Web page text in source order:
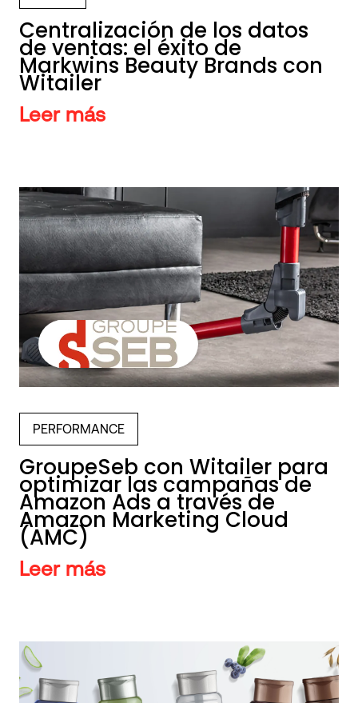
Centralización de los datos
de ventas: el éxito de
Markwins Beauty Brands con
Witailer
Leer más
PERFORMANCE
GroupeSeb con Witailer para
optimizar las campañas de
Amazon Ads a través de
Amazon Marketing Cloud
(AMC)
Leer más